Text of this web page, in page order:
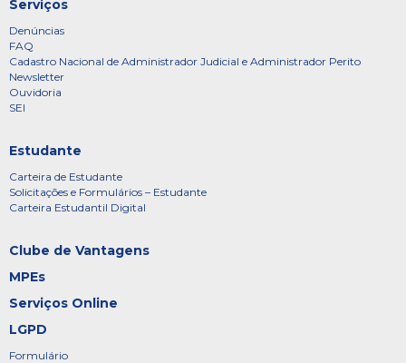
Serviços
Denúncias
FAQ
Cadastro Nacional de Administrador Judicial e Administrador Perito
Newsletter
Ouvidoria
SEI
Estudante
Carteira de Estudante
Solicitações e Formulários – Estudante
Carteira Estudantil Digital
Clube de Vantagens
MPEs
Serviços Online
LGPD
Formulário